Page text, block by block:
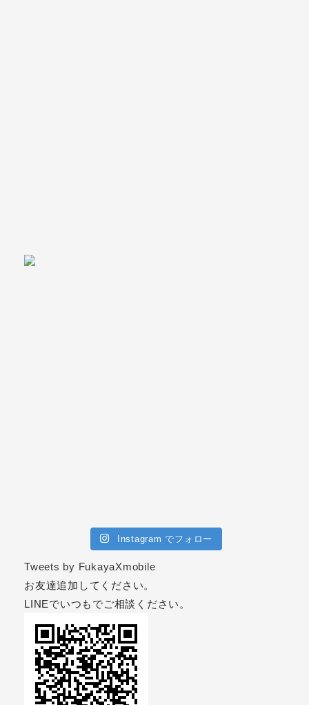
Instagram でフォロー
Tweets by FukayaXmobile
お友達追加してください。
LINEでいつもでご相談ください。